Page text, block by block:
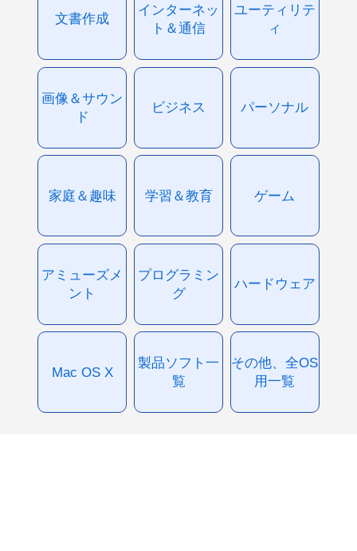
文書作成
インターネッ
ト＆通信
ユーティリテ
ィ
画像＆サウン
ド
ビジネス パーソナル
家庭＆趣味 学習＆教育 ゲーム
アミューズメ
ント
プログラミン
グ
ハードウェア
Mac OS X
製品ソフト一
覧
その他、全OS
用一覧